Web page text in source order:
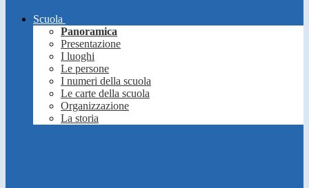
Scuola
Panoramica
Presentazione
I luoghi
Le persone
I numeri della scuola
Le carte della scuola
Organizzazione
La storia